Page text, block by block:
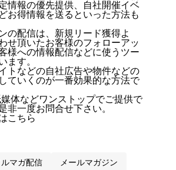
情報の優先提供、自社開催イベ
お得情報を送るといった方法も
の配信は、新規リード獲得よ
せ頂いたお客様のフォローアッ
様への情報配信などに使うツー
ます。
トなどの自社広告や物件などの
ていくのが一番効果的な方法で
体などワンストップでご提供で
非一度お問合せ下さい。
こちら
ルマガ配信 メールマガジン